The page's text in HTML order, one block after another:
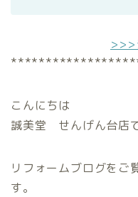
>>>
こんにちは
誠美堂 せんげん台店で
リフォームブログをご
す。